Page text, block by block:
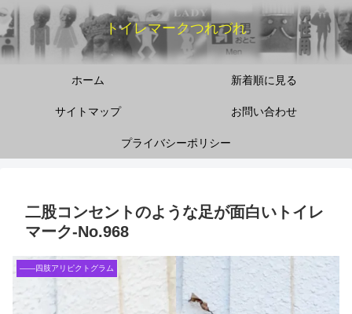
トイレマークつれづれ
ホーム 新着順に見る
サイトマップ お問い合わせ
プライバシーポリシー
二股コンセントのような足が面白いトイレ
マーク‐No.968
――四肢アリピクトグラム